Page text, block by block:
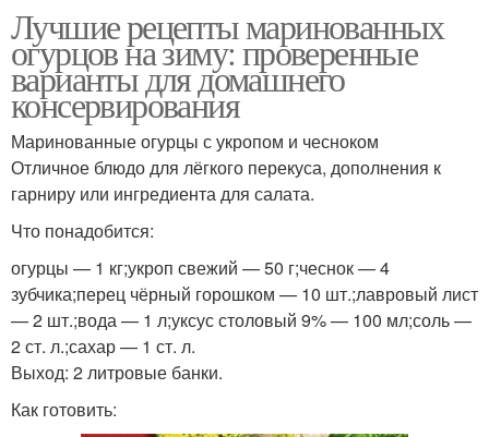
Лучшие рецепты маринованных
огурцов на зиму: проверенные
варианты для домашнего
консервирования
Маринованные огурцы с укропом и чесноком
Отличное блюдо для лёгкого перекуса, дополнения к
гарниру или ингредиента для салата.
Что понадобится:
огурцы — 1 кг;укроп свежий — 50 г;чеснок — 4
зубчика;перец чёрный горошком — 10 шт.;лавровый лист
— 2 шт.;вода — 1 л;уксус столовый 9% — 100 мл;соль —
2 ст. л.;сахар — 1 ст. л.
Выход: 2 литровые банки.
Как готовить: